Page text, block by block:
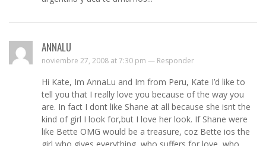
ANNALU
noviembre 27, 2008 at 7:30 pm — Responder
Hi Kate, Im AnnaLu and Im from Peru, Kate I’d like to
tell you that I really love you because of the way you
are. In fact I dont like Shane at all because she isnt the
kind of girl I look for,but I love her look. If Shane were
like Bette OMG would be a treasure, coz Bette ios the